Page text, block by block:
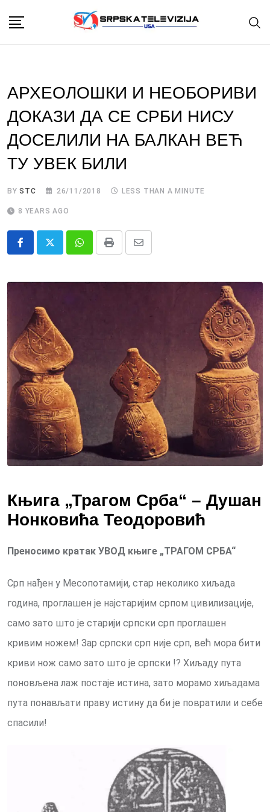
АРХЕОЛОШКИ И НЕОБОРИВИ
ДОКАЗИ ДА СЕ СРБИ НИСУ
ДОСЕЛИЛИ НА БАЛКАН ВЕЋ
ТУ УВЕК БИЛИ
BYSTC 26/11/2018 LESS THAN A MINUTE
8 YEARS AGO
Whatsapp
Print
Share
Књига „Трагом Срба“ – Душан
Нонковића Теодоровић
Преносимо кратак УВОД књиге „ТРАГОМ СРБА“
Срп нађен у Месопотамији, стар неколико хиљада
година, проглашен је најстаријим српом цивилизације,
само зато што је старији српски срп проглашен
кривим ножем! Зар српски срп није срп, већ мора бити
криви нож само зато што је српски !? Хиљаду пута
поновљена лаж постаје истина, зато морамо хиљадама
пута понављати праву истину да би је повратили и себе
спасили!